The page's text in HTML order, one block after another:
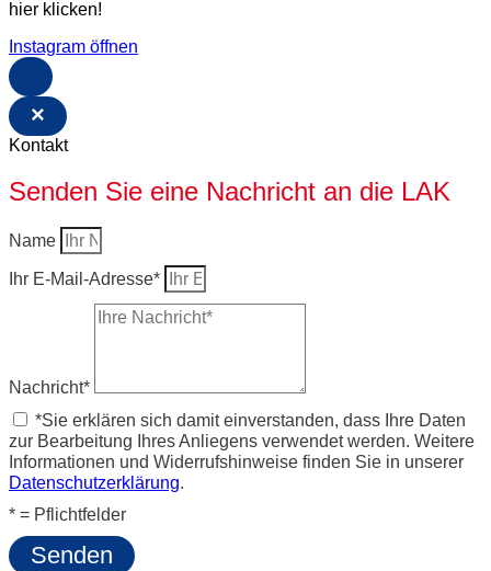
hier klicken!
Instagram öffnen
×
Kontakt
Senden Sie eine Nachricht an die LAK
Name
Ihr E-Mail-Adresse*
Nachricht*
*Sie erklären sich damit einverstanden, dass Ihre Daten
zur Bearbeitung Ihres Anliegens verwendet werden. Weitere
Informationen und Widerrufshinweise finden Sie in unserer
Datenschutzerklärung.
* = Pflichtfelder
Senden